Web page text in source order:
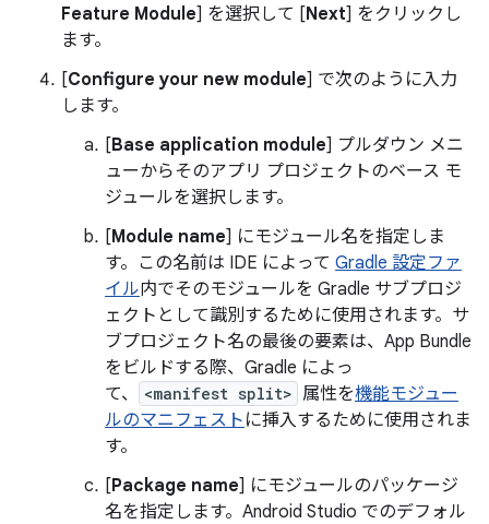
Feature Module] を選択して [Next] をクリックし
ます。
[Configure your new module] で次のように入力
します。
[Base application module] プルダウン メニ
ューからそのアプリ プロジェクトのベース モ
ジュールを選択します。
[Module name] にモジュール名を指定しま
す。この名前は IDE によって Gradle 設定ファ
イル内でそのモジュールを Gradle サブプロジ
ェクトとして識別するために使用されます。サ
ブプロジェクト名の最後の要素は、App Bundle
をビルドする際、Gradle によっ
て、
<manifest split> 属性を機能モジュー
ルのマニフェスト に挿入するために使用されま
す。
[Package name] にモジュールのパッケージ
名を指定します。Android Studio でのデフォル